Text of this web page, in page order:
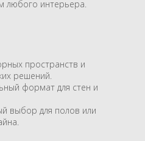
любого интерьера.
пространств и
решений.
формат для стен и
выбор для полов или